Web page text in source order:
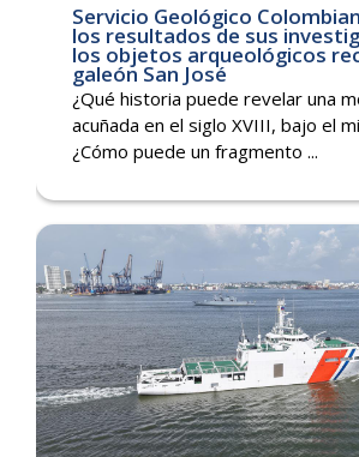
Servicio Geológico
los resultados de sus
los objetos arqueológicos
galeón San José
¿Qué historia puede revelar una
acuñada en el siglo XVIII, bajo el
¿Cómo puede un fragmento ...